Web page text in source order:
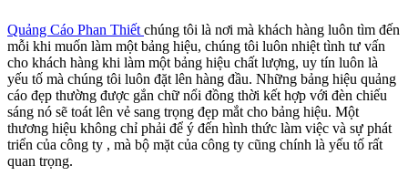
Quảng Cáo Phan Thiết chúng tôi là nơi mà khách hàng luôn tìm đến
mỗi khi muốn làm một bảng hiệu, chúng tôi luôn nhiệt tình tư vấn
cho khách hàng khi làm một bảng hiệu chất lượng, uy tín luôn là
yếu tố mà chúng tôi luôn đặt lên hàng đầu. Những bảng hiệu quảng
cáo đẹp thường được gắn chữ nổi đồng thời kết hợp với đèn chiếu
sáng nó sẽ toát lên vẻ sang trọng đẹp mắt cho bảng hiệu. Một
thương hiệu không chỉ phải để ý đến hình thức làm việc và sự phát
triển của công ty , mà bộ mặt của công ty cũng chính là yếu tố rất
quan trọng.